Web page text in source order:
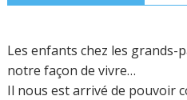
Les enfants chez les grands-
notre façon de vivre…
Il nous est arrivé de pouvoir